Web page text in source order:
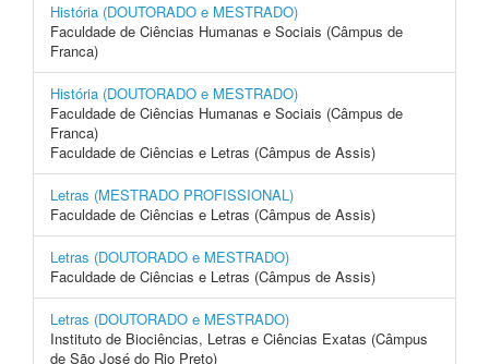
História (DOUTORADO e MESTRADO)
Faculdade de Ciências Humanas e Sociais (Câmpus de
Franca)
História (DOUTORADO e MESTRADO)
Faculdade de Ciências Humanas e Sociais (Câmpus de
Franca)
Faculdade de Ciências e Letras (Câmpus de Assis)
Letras (MESTRADO PROFISSIONAL)
Faculdade de Ciências e Letras (Câmpus de Assis)
Letras (DOUTORADO e MESTRADO)
Faculdade de Ciências e Letras (Câmpus de Assis)
Letras (DOUTORADO e MESTRADO)
Instituto de Biociências, Letras e Ciências Exatas (Câmpus
de São José do Rio Preto)